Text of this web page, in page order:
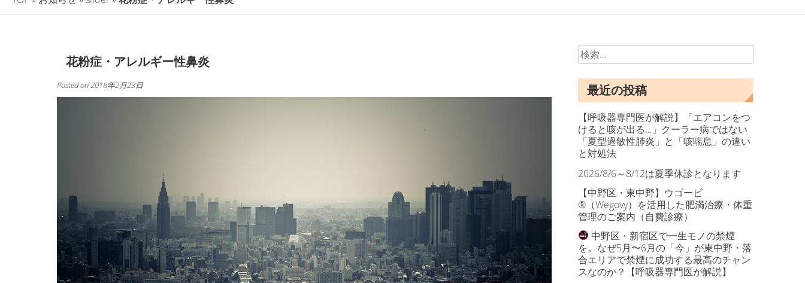
花粉症・アレルギー性鼻炎
Posted on2018年2月23日
検
索:
最近の投稿
【呼吸器専門医が解説】「エアコンをつ
けると咳が出る…」クーラー病ではない
「夏型過敏性肺炎」と「咳喘息」の違い
と対処法
2026/8/6～8/12は夏季休診となります
【中野区・東中野】ウゴービ
®（Wegovy）を活用した肥満治療・体重
管理のご案内（自費診療）
中野区・新宿区で一生モノの禁煙
を。なぜ5月〜6月の「今」が東中野・落
合エリアで禁煙に成功する最高のチャン
スなのか？【呼吸器専門医が解説】